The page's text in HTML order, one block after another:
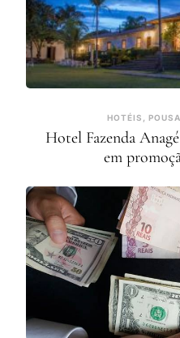
HOTÉIS,
Hotel Fazenda
em